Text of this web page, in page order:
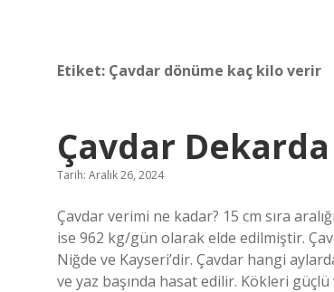
Etiket: Çavdar dönüme kaç kilo verir
Çavdar
Tarih: Aralık 26, 2024
Çavdar verimi ne kadar? 15 cm sıra
ise 962 kg/gün olarak elde edilmiştir.
Niğde ve Kayseri’dir. Çavdar hangi
ve yaz başında hasat edilir. Kökleri